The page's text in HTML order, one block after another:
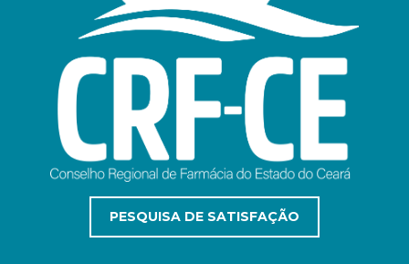
PESQUISA DE SATISFAÇÃO